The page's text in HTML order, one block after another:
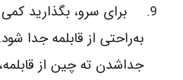
برای سرو، بگذارید
به‌راحتی از قابلمه جدا
جداشدن ته چین از